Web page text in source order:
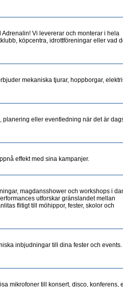
Vi levererar och monterar i hela
köpcentra, idrottföreningar eller vad
mekaniska tjurar, hoppborgar,
planering eller eventledning när det är
effekt med sina kampanjer.
magdansshower och workshops i
utforskar gränslandet mellan
flitigt till möhippor, fester, skolor och
inbjudningar till dina fester och events.
mikrofoner till konsert, disco, konferens,